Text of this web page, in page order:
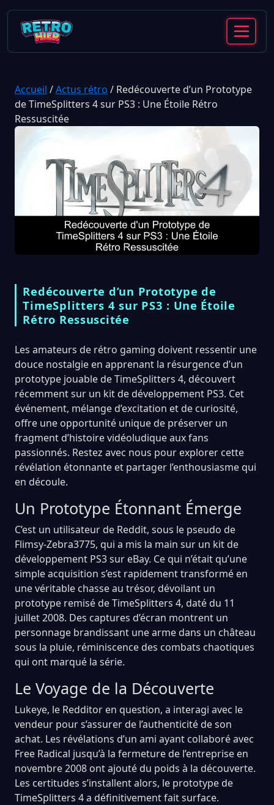
Accueil /Actus rétro / Redécouverte d’un Prototype
de TimeSplitters 4 sur PS3 : Une Étoile Rétro
Ressuscitée
Redécouverte d’un Prototype de
TimeSplitters 4 sur PS3 : Une Étoile
Rétro Ressuscitée
Les amateurs de rétro gaming doivent ressentir une
douce nostalgie en apprenant la résurgence d’un
prototype jouable de TimeSplitters 4, découvert
récemment sur un kit de développement PS3. Cet
événement, mélange d’excitation et de curiosité,
offre une opportunité unique de préserver un
fragment d’histoire vidéoludique aux fans
passionnés. Restez avec nous pour explorer cette
révélation étonnante et partager l’enthousiasme qui
en découle.
Un Prototype Étonnant Émerge
C’est un utilisateur de Reddit, sous le pseudo de
Flimsy-Zebra3775, qui a mis la main sur un kit de
développement PS3 sur eBay. Ce qui n’était qu’une
simple acquisition s’est rapidement transformé en
une véritable chasse au trésor, dévoilant un
prototype remisé de TimeSplitters 4, daté du 11
juillet 2008. Des captures d’écran montrent un
personnage brandissant une arme dans un château
sous la pluie, réminiscence des combats chaotiques
qui ont marqué la série.
Le Voyage de la Découverte
Lukeye, le Redditor en question, a interagi avec le
vendeur pour s’assurer de l’authenticité de son
achat. Les révélations d’un ami ayant collaboré avec
Free Radical jusqu’à la fermeture de l’entreprise en
novembre 2008 ont ajouté du poids à la découverte.
Les certitudes s’installent alors, le prototype de
TimeSplitters 4 a définitivement fait surface.